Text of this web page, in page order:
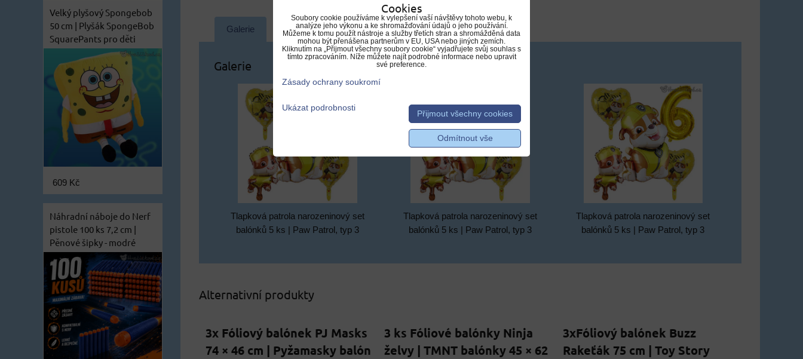
Galerie
Galerie
Tlapková patrola narozeninový set
balónků 5 ks | Paw Patrol, typ 3
Tlapková patrola narozeninový set
balónků 5 ks | Paw Patrol, typ 3
Tlapková patrola narozeninový set
balónků 5 ks | Paw Patrol, typ 3
Alternativní produkty
3x Fóliový balónek PJ Masks
74 × 46 cm | Pyžamasky balón
3 ks Fóliové balónky Ninja
želvy | TMNT balónky 45 × 62
3xFóliový balónek Buzz
Rakeťák 75 cm | Toy Story
Velký plyšový Spongebob
50 cm | Plyšák SpongeBob
SquarePants pro děti
609 Kč
Náhradní náboje do Nerf
pistole 100 ks 7,2 cm |
Pěnové šipky - modré
Cookies
Soubory cookie používáme k vylepšení vaší návštěvy tohoto webu, k
analýze jeho výkonu a ke shromažďování údajů o jeho používání.
Můžeme k tomu použít nástroje a služby třetích stran a shromážděná data
mohou být přenášena partnerům v EU, USA nebo jiných zemích.
Kliknutím na „Přijmout všechny soubory cookie“ vyjadřujete svůj souhlas s
tímto zpracováním. Níže můžete najít podrobné informace nebo upravit
své preference.
Zásady ochrany soukromí
Ukázat podrobnosti
Přijmout všechny cookies
Odmítnout vše